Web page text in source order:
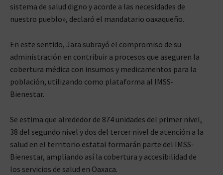
sistema de salud digno y acorde a las necesidades de
nuestro pueblo», declaró el mandatario oaxaqueño.
En este sentido, Jara subrayó el compromiso de su
administración en contribuir a procesos que aseguren la
cobertura médica con insumos y medicamentos para la
población, utilizando como plataforma al IMSS-
Bienestar.
Se estima que alrededor de 874 unidades del primer nivel,
38 del segundo nivel y dos del tercer nivel de atención a la
salud en el territorio estatal formarán parte del IMSS-
Bienestar, ampliando así la cobertura y accesibilidad de
los servicios de salud en Oaxaca.